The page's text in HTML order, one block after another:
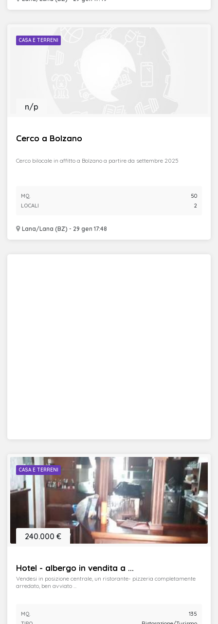
CASA E TERRENI
Cerco a Bolzano
Lana/Lana (BZ) - 29 gen 17:48
n/p
Cerco bilocale in affitto a Bolzano a partire da settembre 2025
MQ.
50
LOCALI
2
CASA E TERRENI
Hotel - albergo in vendita a ...
240.000 €
Vendesi in posizione centrale, un ristorante- pizzeria completamente
arredato, ben avviato ...
MQ.
135